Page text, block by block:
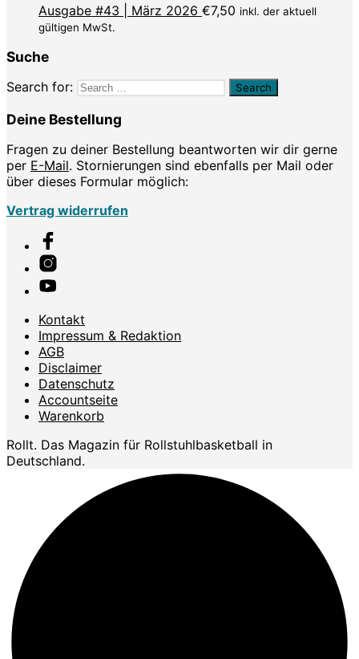
Ausgabe #43 | März 2026 €7,50 inkl. der aktuell
gültigen MwSt.
Suche
Search for:
Deine Bestellung
Fragen zu deiner Bestellung beantworten wir dir gerne
per E-Mail. Stornierungen sind ebenfalls per Mail oder
über dieses Formular möglich:
Vertrag widerrufen
Kontakt
Impressum & Redaktion
AGB
Disclaimer
Datenschutz
Accountseite
Warenkorb
Rollt. Das Magazin für Rollstuhlbasketball in
Deutschland.